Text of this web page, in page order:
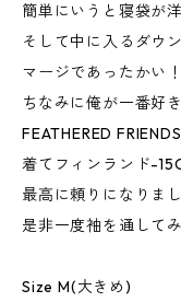
簡単にいうと寝袋が
そして中に入るダウ
マージであったかい
ちなみに俺が一番好
FEATHERED
着てフィンランド-
最高に頼りになりまし
是非一度袖を通して
Size M(大きめ)